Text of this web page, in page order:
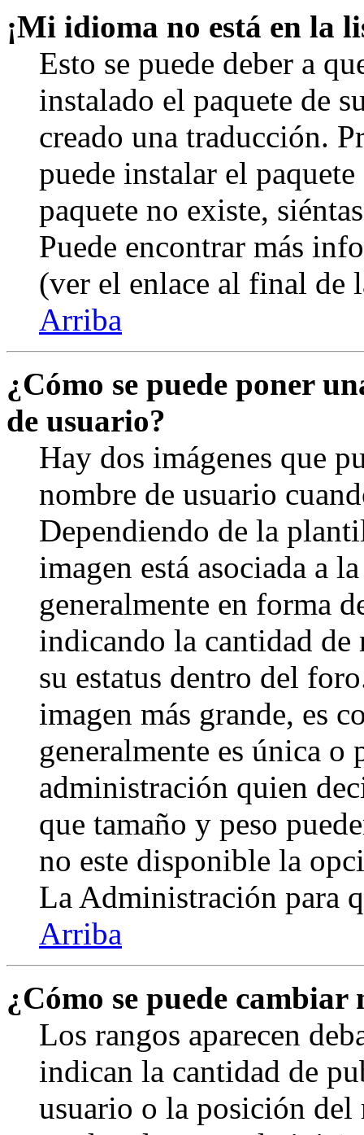
¡Mi idioma no está en la
Esto se puede deber a
instalado el paquete de
creado una traducción.
puede instalar el
paquete no existe,
Puede encontrar más
(ver el enlace al final de
Arriba
¿Cómo se puede poner
de usuario?
Hay dos imágenes que
nombre de usuario
Dependiendo de la
imagen está asociada a
generalmente en forma
indicando la cantidad de
su estatus dentro del
imagen más grande, es
generalmente es única o
administración quien
que tamaño y peso
no este disponible la
La Administración para
Arriba
¿Cómo se puede cambiar
Los rangos aparecen
indican la cantidad de
usuario o la posición